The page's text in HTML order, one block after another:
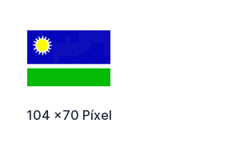
104 x70 Píxel